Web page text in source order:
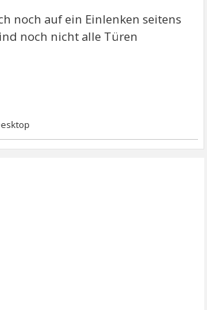
noch auf ein Einlenken seitens
noch nicht alle Türen